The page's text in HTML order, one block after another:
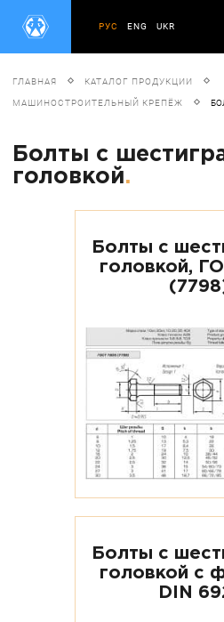
РУС ENG UKR
ГЛАВНАЯ КАТАЛОГ ПРОДУКЦИИ
МАШИНОСТРОИТЕЛЬНЫЙ КРЕПЁЖ
Болты с
головкой.
Болты с
головкой,
Болты с
головкой с
DIN